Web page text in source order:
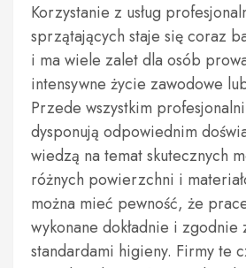
Korzystanie z usług
sprzątających staje się coraz
i ma wiele zalet dla osób
intensywne życie zawodowe
Przede wszystkim
dysponują odpowiednim
wiedzą na temat skutecznych
różnych powierzchni i
można mieć pewność, że
wykonane dokładnie i zgodnie
standardami higieny. Firmy te